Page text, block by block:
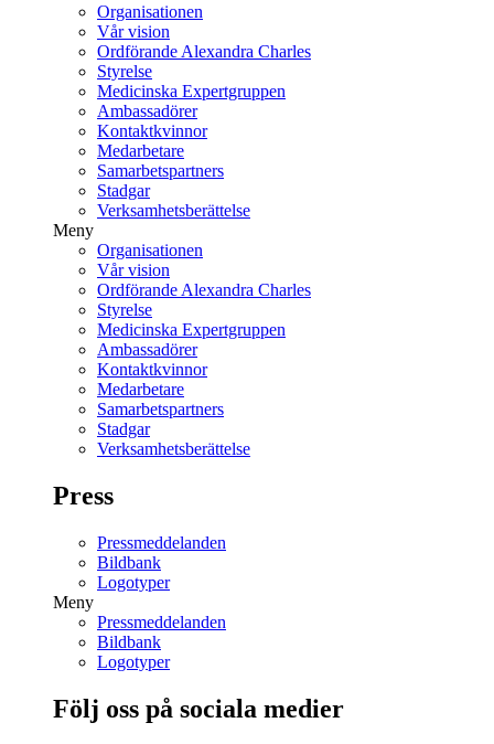
Organisationen
Vår vision
Ordförande Alexandra Charles
Styrelse
Medicinska Expertgruppen
Ambassadörer
Kontaktkvinnor
Medarbetare
Samarbetspartners
Stadgar
Verksamhetsberättelse
Meny
Organisationen
Vår vision
Ordförande Alexandra Charles
Styrelse
Medicinska Expertgruppen
Ambassadörer
Kontaktkvinnor
Medarbetare
Samarbetspartners
Stadgar
Verksamhetsberättelse
Press
Pressmeddelanden
Bildbank
Logotyper
Meny
Pressmeddelanden
Bildbank
Logotyper
Följ oss på sociala medier